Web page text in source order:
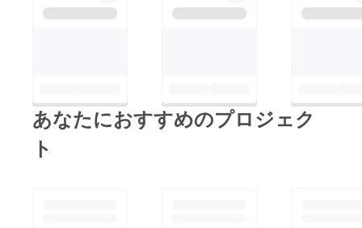
あなたにおすすめのプロジェク
ト